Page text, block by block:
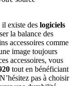
existe des logiciels
la balance des
accessoires comme
image toujours
accessoires, vous
tout en bénéficiant
pas à choisir